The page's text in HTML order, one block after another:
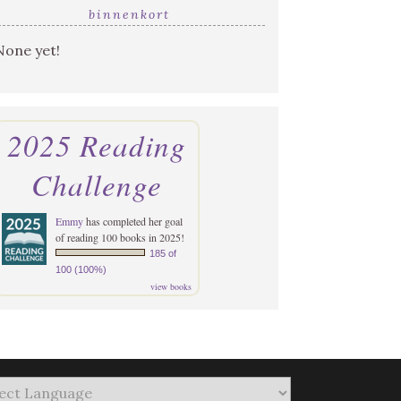
binnenkort
yet!
2025 Reading
Challenge
Emmyhas completed her goal
of reading 100 books in 2025!
185 of
100 (100%)
view books